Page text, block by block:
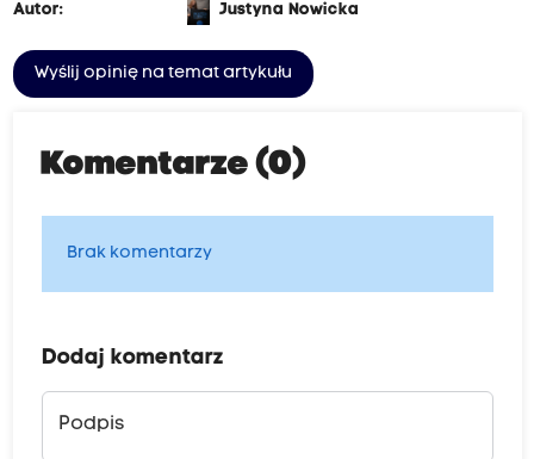
Autor: Justyna Nowicka
Wyślij opinię na temat artykułu
Komentarze (0)
Brak komentarzy
Dodaj komentarz
Podpis